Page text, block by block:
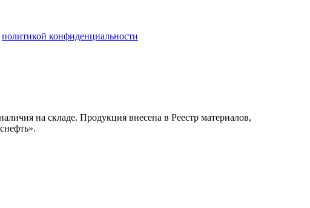
политикой конфиденциальности
на складе. Продукция внесена в Реестр материалов,